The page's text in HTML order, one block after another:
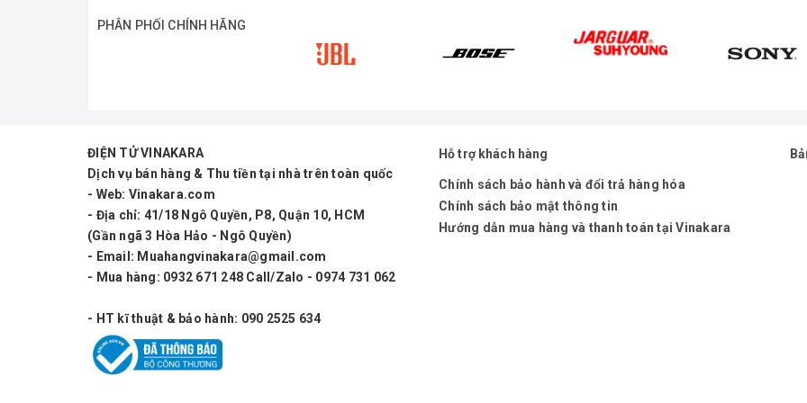
PHÂN PHỐI CHÍNH HÃNG
ĐIỆN TỬ VINAKARA
Dịch vụ bán hàng & Thu tiền tại nhà trên toàn quốc
- Web: Vinakara.com
- Địa chỉ: 41/18 Ngô Quyền, P8, Quận 10, HCM
(Gần ngã 3 Hòa Hảo - Ngô Quyền)
- Email: Muahangvinakara@gmail.com
- Mua hàng: 0932 671 248 Call/Zalo - 0974 731 062
- HT kĩ thuật & bảo hành: 090 2525 634
Hỗ trợ khách hàng
Chính sách bảo hành và đổi trả hàng hóa
Chính sách bảo mật thông tin
Hướng dẫn mua hàng và thanh toán tại Vinakara